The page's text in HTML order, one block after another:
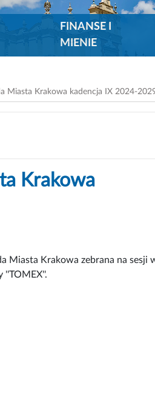
FINANSE I
MIENIE
Miasta Krakowa kadencja IX 2024-
Krakowa
Miasta Krakowa zebrana na sesji
''TOMEX''.